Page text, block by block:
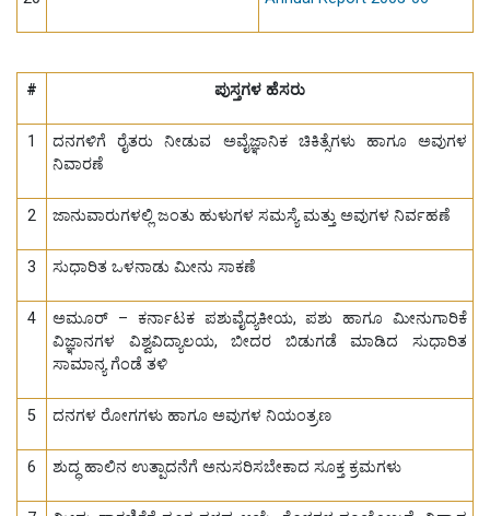
# ಪುಸ್ತಗಳ ಹೆಸರು
1
ದನಗಳಿಗೆ ರೈತರು ನೀಡುವ ಅವೈಜ್ಞಾನಿಕ ಚಿಕಿತ್ಸೆಗಳು ಹಾಗೂ ಅವುಗಳ
ನಿವಾರಣೆ
2 ಜಾನುವಾರುಗಳಲ್ಲಿ ಜಂತು ಹುಳುಗಳ ಸಮಸ್ಯೆ ಮತ್ತು ಅವುಗಳ ನಿರ್ವಹಣೆ
3 ಸುಧಾರಿತ ಒಳನಾಡು ಮೀನು ಸಾಕಣೆ
4
ಅಮೂರ್ – ಕರ್ನಾಟಕ ಪಶುವೈದ್ಯಕೀಯ, ಪಶು ಹಾಗೂ ಮೀನುಗಾರಿಕೆ
ವಿಜ್ಞಾನಗಳ ವಿಶ್ವವಿದ್ಯಾಲಯ, ಬೀದರ ಬಿಡುಗಡೆ ಮಾಡಿದ ಸುಧಾರಿತ
ಸಾಮಾನ್ಯ ಗೆಂಡೆ ತಳಿ
5 ದನಗಳ ರೋಗಗಳು ಹಾಗೂ ಅವುಗಳ ನಿಯಂತ್ರಣ
6 ಶುದ್ಧ ಹಾಲಿನ ಉತ್ಪಾದನೆಗೆ ಅನುಸರಿಸಬೇಕಾದ ಸೂಕ್ತ ಕ್ರಮಗಳು